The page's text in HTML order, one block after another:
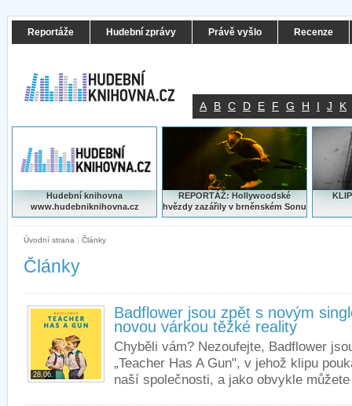
Reportáže Hudební zprávy Právě vyšlo Recenze
A B C D E F G H I J K
Hudební knihovna
www.hudebniknihovna.cz
REPORTÁŽ: Hollywoodské
hvězdy zazářily v brněnském Sonu
Úvodní strana | Články
Články
28.06.
Badflower jsou zpět s novým
novou várkou těžké reality
Chyběli vám? Nezoufejte, Badflower
„Teacher Has A Gun", v jehož klipu
naší společnosti, a jako obvykle